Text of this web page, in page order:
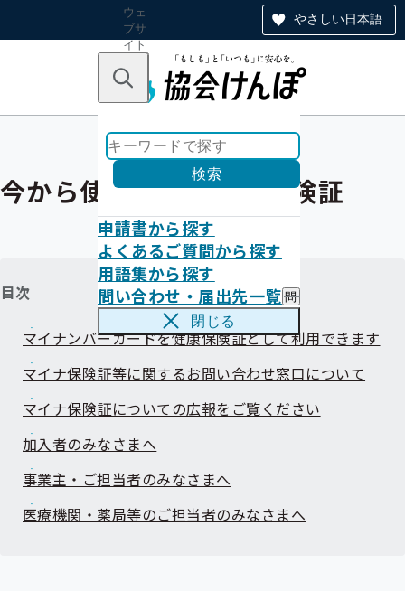
やさしい日本語
ウェ
ブサ
イト
のナ
ン
キーワードで探す
検索
申請書から探す
よくあるご質問から探す
用語集から探す
問い合わせ・届出先一覧 問
い
わ
・
出
ブ
メ
閉じる
今から使おう！マイナ保険証
目次
マイナンバーカードを健康保険証として利用できます
マイナ保険証等に関するお問い合わせ窓口について
マイナ保険証についての広報をご覧ください
加入者のみなさまへ
事業主・ご担当者のみなさまへ
医療機関・薬局等のご担当者のみなさまへ